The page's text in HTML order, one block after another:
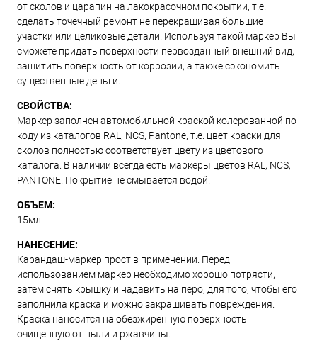
от сколов и царапин на лакокрасочном покрытии, т.е.
сделать точечный ремонт не перекрашивая большие
участки или целиковые детали. Используя такой маркер Вы
сможете придать поверхности первозданный внешний вид,
защитить поверхность от коррозии, а также сэкономить
существенные деньги.
СВОЙСТВА:
Маркер заполнен автомобильной краской колерованной по
коду из каталогов RAL, NCS, Pantone, т.е. цвет краски для
сколов полностью соответствует цвету из цветового
каталога. В наличии всегда есть маркеры цветов RAL, NCS,
PANTONE. Покрытие не смывается водой.
ОБЪЕМ:
15мл
НАНЕСЕНИЕ:
Карандаш-маркер прост в применении. Перед
использованием маркер необходимо хорошо потрясти,
затем снять крышку и надавить на перо, для того, чтобы его
заполнила краска и можно закрашивать повреждения.
Краска наносится на обезжиренную поверхность
очищенную от пыли и ржавчины.